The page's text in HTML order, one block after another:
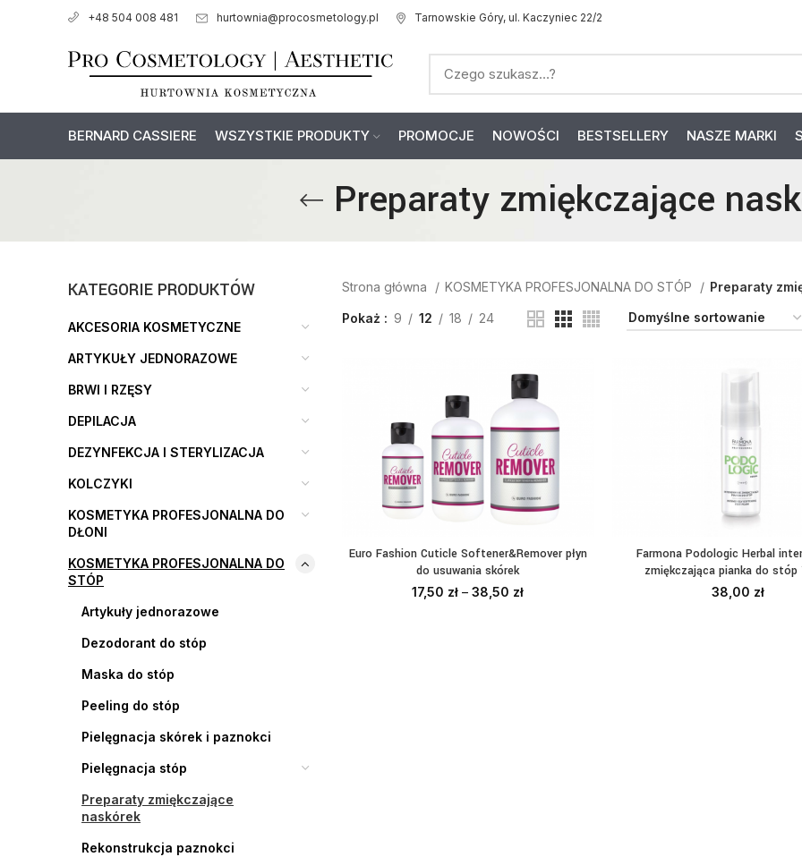
+48 504 008 481 hurtownia@procosmetology.pl Tarnowskie Góry, ul. Kaczyniec 22/2
BERNARD CASSIERE WSZYSTKIE PRODUKTY PROMOCJE NOWOŚCI BESTSELLERY NASZE MARKI
Preparaty zmiękczające
KATEGORIE PRODUKTÓW
AKCESORIA KOSMETYCZNE
ARTYKUŁY JEDNORAZOWE
BRWI I RZĘSY
DEPILACJA
DEZYNFEKCJA I STERYLIZACJA
KOLCZYKI
KOSMETYKA PROFESJONALNA DO
DŁONI
KOSMETYKA PROFESJONALNA DO
STÓP
Artykuły jednorazowe
Dezodorant do stóp
Maska do stóp
Peeling do stóp
Pielęgnacja skórek i paznokci
Pielęgnacja stóp
Preparaty zmiękczające
naskórek
Rekonstrukcja paznokci
Strona główna KOSMETYKA PROFESJONALNA DO STÓP Preparaty
Pokaż 9 12 18 24
WYBIERZ OPCJE
Euro Fashion Cuticle Softener&Remover płyn
do usuwania skórek
17,50 zł –38,50 zł
DODAJ DO KOSZYKA
Farmona Podologic Herbal
zmiękczająca pianka do stóp
38,00 zł